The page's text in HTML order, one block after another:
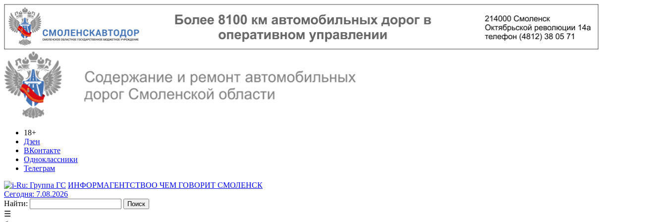
18+
Дзен
ВКонтакте
Одноклассники
Телеграм
ИНФОРМАГЕНТСТВОО ЧЕМ ГОВОРИТ СМОЛЕНСК
Сегодня: 7.08.2026
Найти:
☰